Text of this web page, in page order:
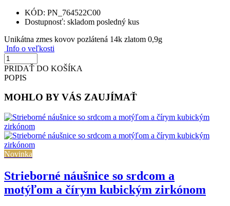
KÓD: PN_764522C00
Dostupnosť: skladom posledný kus
Unikátna zmes kovov pozlátená 14k zlatom 0,9g
Info o veľkosti
PRIDAŤ DO KOŠÍKA
POPIS
MOHLO BY VÁS ZAUJÍMAŤ
Novinka
Strieborné náušnice so srdcom a
motýľom a čírym kubickým zirkónom